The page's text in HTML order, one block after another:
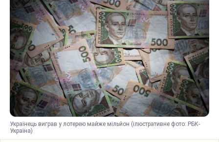
Українець виграв у лотерею майже мільйон (ілюстративне фото: РБК-
Україна)